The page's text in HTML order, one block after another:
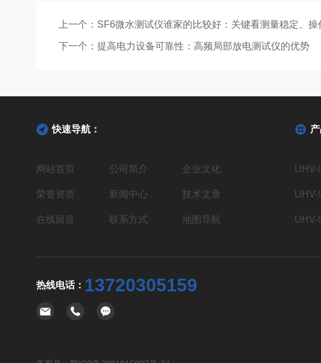
上一个： SF6微水测试仪谁家的比较好：关键看测量稳定、操
下一个： 提高电力设备可靠性：高频局部放电测试仪的优势
快速导航：
网站首页 公司简介 企业文化
荣誉资质 新闻中心 技术文章
在线留言 联系方式 地图导航
UHV-
UHV-
热线电话： 13720305159